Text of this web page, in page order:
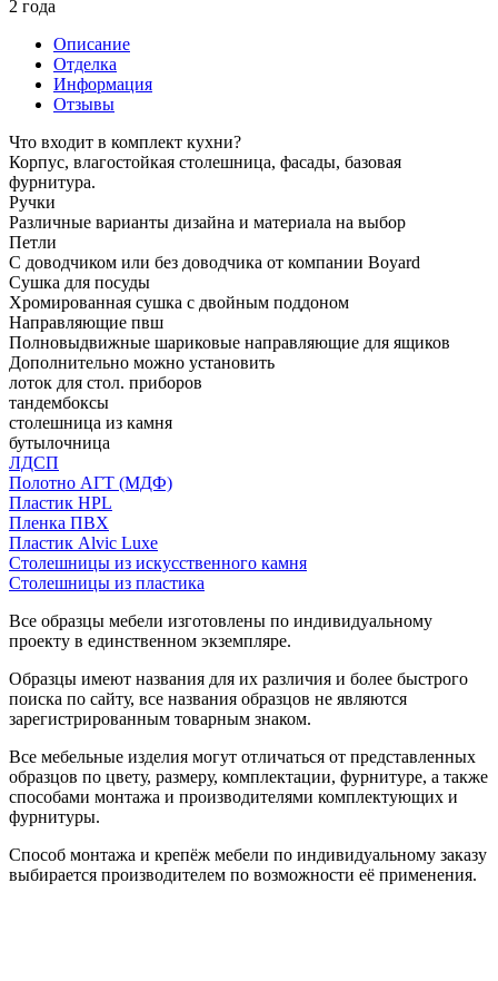
2 года
Описание
Отделка
Информация
Отзывы
Что входит в комплект кухни?
Корпус, влагостойкая столешница, фасады, базовая
фурнитура.
Ручки
Различные варианты дизайна и материала на выбор
Петли
С доводчиком или без доводчика от компании Boyard
Сушка для посуды
Хромированная сушка с двойным поддоном
Направляющие пвш
Полновыдвижные шариковые направляющие для ящиков
Дополнительно можно установить
лоток для стол. приборов
тандембоксы
столешница из камня
бутылочница
ЛДСП
Полотно АГТ (МДФ)
Пластик HPL
Пленка ПВХ
Пластик Alvic Luxe
Столешницы из искусственного камня
Столешницы из пластика
Все образцы мебели изготовлены по индивидуальному
проекту в единственном экземпляре.
Образцы имеют названия для их различия и более быстрого
поиска по сайту, все названия образцов не являются
зарегистрированным товарным знаком.
Все мебельные изделия могут отличаться от представленных
образцов по цвету, размеру, комплектации, фурнитуре, а также
способами монтажа и производителями комплектующих и
фурнитуры.
Способ монтажа и крепёж мебели по индивидуальному заказу
выбирается производителем по возможности её применения.